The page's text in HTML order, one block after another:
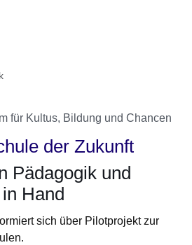
für Kultus, Bildung und Chancen
der Zukunft
Pädagogik und
Hand
sich über Pilotprojekt zur